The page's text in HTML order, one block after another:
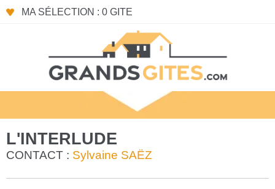
MA SÉLECTION : 0 GITE
L'INTERLUDE
CONTACT : Sylvaine SAËZ